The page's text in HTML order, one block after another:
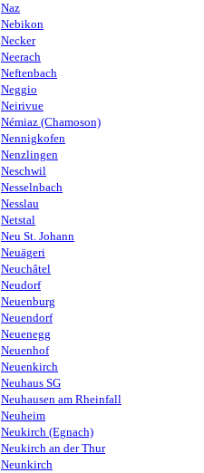
Naz
Nebikon
Necker
Neerach
Neftenbach
Neggio
Neirivue
Némiaz (Chamoson)
Nennigkofen
Nenzlingen
Neschwil
Nesselnbach
Nesslau
Netstal
Neu St. Johann
Neuägeri
Neuchâtel
Neudorf
Neuenburg
Neuendorf
Neuenegg
Neuenhof
Neuenkirch
Neuhaus SG
Neuhausen am Rheinfall
Neuheim
Neukirch (Egnach)
Neukirch an der Thur
Neunkirch